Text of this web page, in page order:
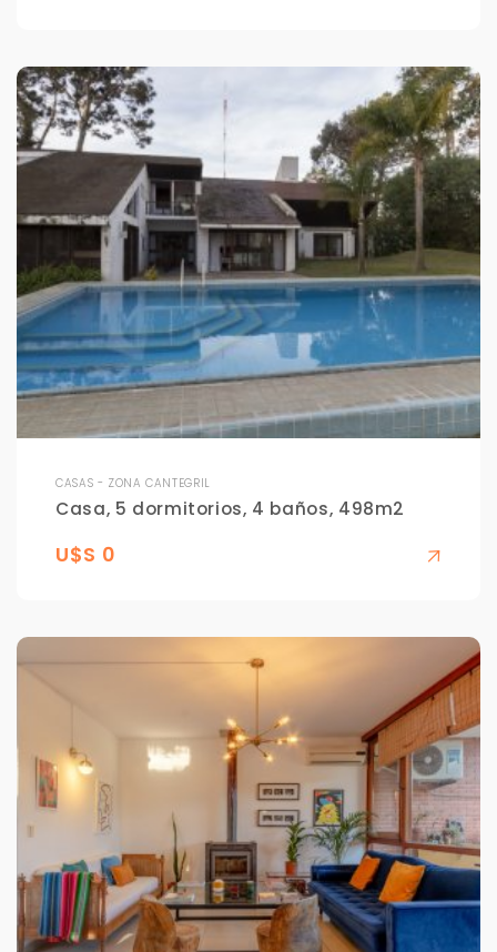
CASAS - ZONA CANTEGRIL
Casa, 5 dormitorios, 4 baños, 498m2
U$S 0